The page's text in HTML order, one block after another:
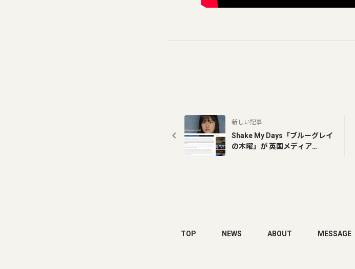
新しい記事
Shake My Days「ブルーグレイ
の木曜」が 英国メディア
TOP NEWS ABOUT MESSAGE